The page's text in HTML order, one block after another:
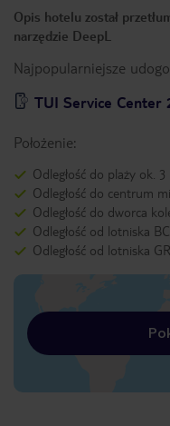
Opis hotelu został
narzędzie DeepL
Najpopularniejsze
TUI Service Center
Położenie:
Odległość do plaży ok. 3
Odległość do centrum
Odległość do dworca
Odległość od lotniska
Odległość od lotniska